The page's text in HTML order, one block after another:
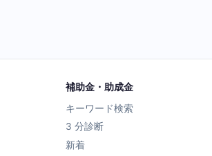
補助金・助成金
キーワード検索
3 分診断
新着